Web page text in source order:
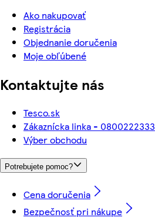
Ako nakupovať
Registrácia
Objednanie doručenia
Moje obľúbené
Kontaktujte nás
Tesco.sk
Zákaznícka linka - 0800222333
Výber obchodu
Potrebujete pomoc?
Cena doručenia
Bezpečnosť pri nákupe